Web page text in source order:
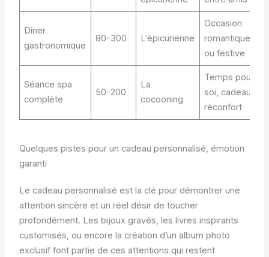
Dîner
gastronomique
80-300 L’épicurienne
Occasion
romantique
ou festive
Séance spa
complète
50-200
La
cocooning
Temps pour
soi, cadeau
réconfort
Quelques pistes pour un cadeau personnalisé, émotion
garanti
Le cadeau personnalisé est la clé pour démontrer une
attention sincère et un réel désir de toucher
profondément. Les bijoux gravés, les livres inspirants
customisés, ou encore la création d’un album photo
exclusif font partie de ces attentions qui restent